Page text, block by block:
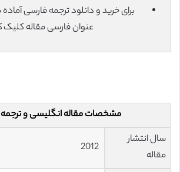
برای خرید و دانلود ترجمه فارسی
عنوان فارسی مقاله کلیک
مشخصات مقاله انگلیسی و
سال انتشار
مقاله